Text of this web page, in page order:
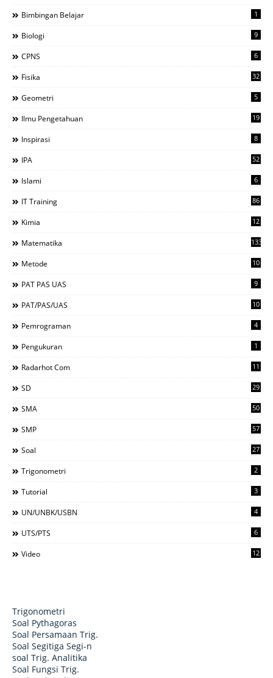
Bimbingan Belajar 1
Biologi 9
CPNS 6
Fisika 32
Geometri 5
Ilmu Pengetahuan 19
Inspirasi 8
IPA 52
Islami 6
IT Training 86
Kimia 12
Matematika 133
Metode 10
PAT PAS UAS 9
PAT/PAS/UAS 10
Pemrograman 4
Pengukuran 1
Radarhot Com 11
SD 29
SMA 50
SMP 57
Soal 27
Trigonometri 2
Tutorial 3
UN/UNBK/USBN 4
UTS/PTS 6
Video 12
Trigonometri
Soal Pythagoras
Soal Persamaan Trig.
Soal Segitiga Segi-n
soal Trig. Analitika
Soal Fungsi Trig.